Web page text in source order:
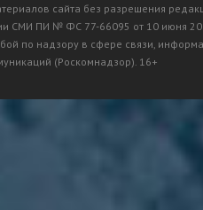
сайта без разрешения
СМИ ПИ № ФС 77-66095 от 10 июня
по надзору в сфере связи,
(Роскомнадзор). 16+